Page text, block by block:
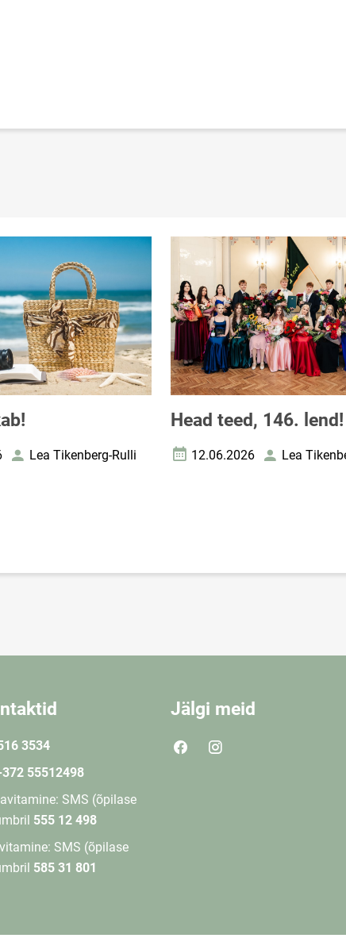
AutorLea Tikenberg-Rulli
Head teed, 146. lend!
Loomise kuupäev
12.06.2026 AutorLea
3534
55512498
SMS (õpilase
555 12 498
SMS (õpilase
585 31 801
Jälgi meid